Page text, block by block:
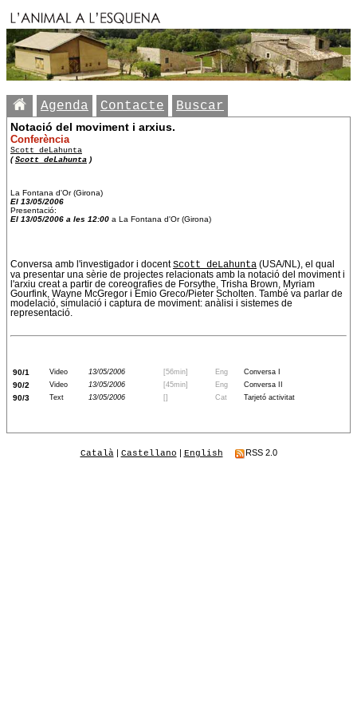
Agenda Contacte Buscar
Notació del moviment i arxius.
Conferència
Scott deLahunta
(Scott deLahunta )
La Fontana d'Or (Girona)
El 13/05/2006
Presentació:
El 13/05/2006 a les 12:00 a La Fontana d'Or (Girona)
Conversa amb l'investigador i docentScott deLahunta (USA/NL), el qual
va presentar una sèrie de projectes relacionats amb la notació del moviment i
l'arxiu creat a partir de coreografies de Forsythe, Trisha Brown, Myriam
Gourfink, Wayne McGregor i Emio Greco/Pieter Scholten. També va parlar de
modelació, simulació i captura de moviment: anàlisi i sistemes de
representació.
90/1 Video 13/05/2006 [56min] Eng Conversa I
90/2 Video 13/05/2006 [45min] Eng Conversa II
90/3 Text 13/05/2006 [] Cat Tarjetó activitat
Català | Castellano | English RSS 2.0